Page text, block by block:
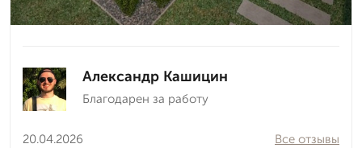
Александр Кашицин
Благодарен за работу
20.04.2026
Все отзывы